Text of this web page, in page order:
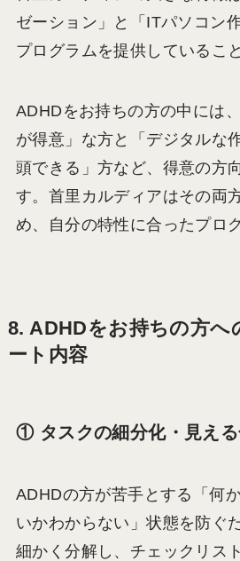
ゼーション」と「ITパソコン
プログラムを提供しているこ
ADHDをお持ちの方の中には
が得意」な方と「デジタルな
頭できる」方など、得意の方
す。首里カルディアはその両
め、自分の特性に合ったプロ
8. ADHDをお持ちの方へ
ート内容
① タスクの細分化・見え
ADHDの方が苦手とする「何
いかわからない」状態を防ぐ
細かく分解し、チェックリス